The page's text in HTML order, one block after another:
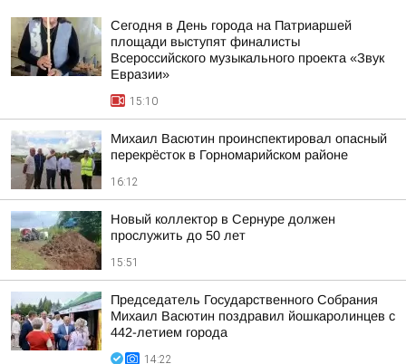
Сегодня в День города на Патриаршей
площади выступят финалисты
Всероссийского музыкального проекта «Звук
Евразии»
15:10
Михаил Васютин проинспектировал опасный
перекрёсток в Горномарийском районе
16:12
Новый коллектор в Сернуре должен
прослужить до 50 лет
15:51
Председатель Государственного Собрания
Михаил Васютин поздравил йошкаролинцев с
442-летием города
14:22